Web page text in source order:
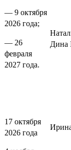
— 9 октября
2026 года;
— 26
февраля
2027 года.
Дина
17 октября
2026 года